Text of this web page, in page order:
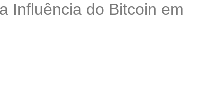
Influência do Bitcoin em